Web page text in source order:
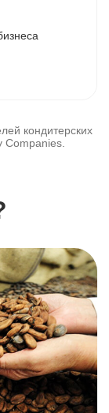
кондитерских
Companies.